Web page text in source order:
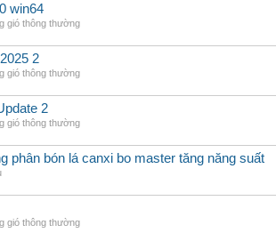
win64
gió thông thường
2
gió thông thường
2
gió thông thường
phân bón lá canxi bo master tăng năng suất
gió thông thường